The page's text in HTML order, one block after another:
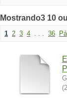
Mostrando3 10
1 2 3 4 . . . 36
(